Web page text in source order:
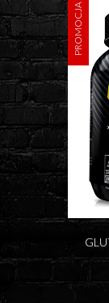
PROMOCJA